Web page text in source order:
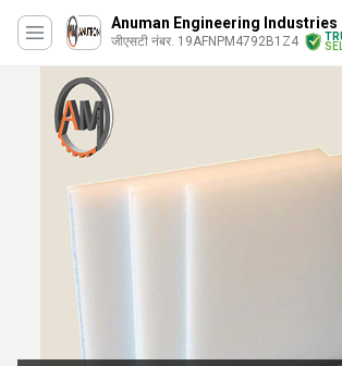
Anuman Engineering Industries
जीएसटी नंबर. 19AFNPM4792B1Z4